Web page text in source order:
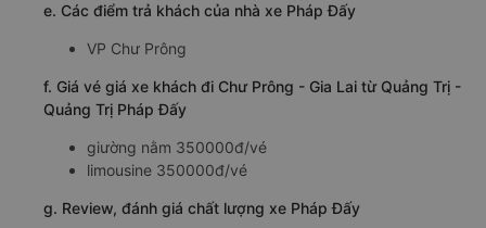
e. Các điểm trả khách của nhà xe Pháp Đấy
VP Chư Prông
f. Giá vé giá xe khách đi Chư Prông - Gia Lai từ Quảng Trị -
Quảng Trị Pháp Đấy
giường nằm 350000đ/vé
limousine 350000đ/vé
g. Review, đánh giá chất lượng xe Pháp Đấy